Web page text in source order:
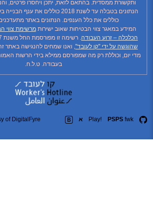
ממסדית. בהתאם לזאת, יתכן ויחסרו פרטים, והנתונים
כוללים את כלל הענפים. הנתונים באתר מתעדכנים באופן
במאגר צווי הבטיחות שאוב ישירותמרשימת צווי
– זרוע העבודה. רשימה זו מפורסמת החל משנת 2017, בעקבות
על ידי "קו לעובד", ואנו שמחים להנגישה באתר זה.
וכוללת רק מה שמפורסם ממילא בידי הרשות האמונה על
בעבודה. ט.ל.ח.
courtesy of DigitalFyre א Play! PSPS